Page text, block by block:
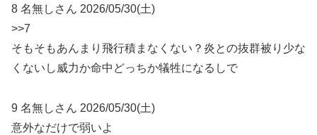
8 名無しさん 2026/05/30(土)
>>7
そもそもあんまり飛行積まなくない？炎との抜群被り少な
くないし威力か命中どっちか犠牲になるしで
9 名無しさん 2026/05/30(土)
意外なだけで弱いよ